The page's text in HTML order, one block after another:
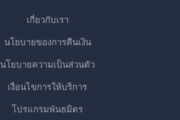
เกี่ยวกับเรา
นโยบายของการคืนเงิน
นโยบายความเป็นส่วนตัว
เงื่อนไขการให้บริการ
โปรแกรมพันธมิตร